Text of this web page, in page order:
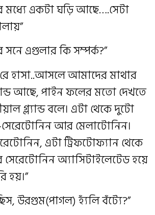
মধ্যে একটা ঘড়ি আছে….সেটা
এগুলার কি সম্পর্ক?”
হাসা..আসলে আমাদের মাথার
আছে, পাইন ফলের মতো দেখতে
গ্ল‍্যান্ড বলে। এটা থেকে দুটো
আর মেলাটোনিন।
এটা ট্রিফটোফ‍্যান থেকে
সেরেটোনিন অ্যাসিটাইলেটেড হয়ে
হয়।”
উরগুম(পাগল) হ‍্যঁলি বঁট‍্যে?”